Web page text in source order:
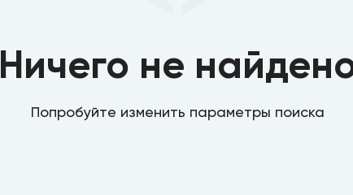
Ничего не
Попробуйте изменить параметры поиска